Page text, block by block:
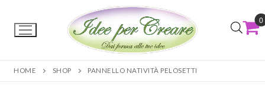
0
HOME SHOP PANNELLO NATIVITÀ PELOSETTI